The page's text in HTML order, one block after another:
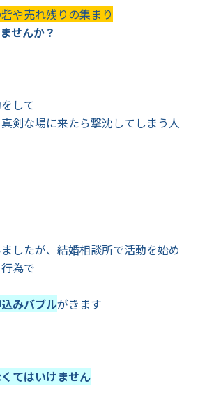
や売れ残りの集まり
せんか？
して
剣な場に来たら撃沈してしまう人
したが、結婚相談所で活動を始め
為で
みバブルがきます
てはいけません